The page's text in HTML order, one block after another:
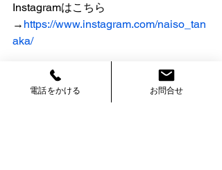
Instagramはこちら
→ https://www.instagram.com/naiso_tan
aka/
TikTokはこちら
https://www.tiktok.com/@naisotanaka
電話をかける お問合せ